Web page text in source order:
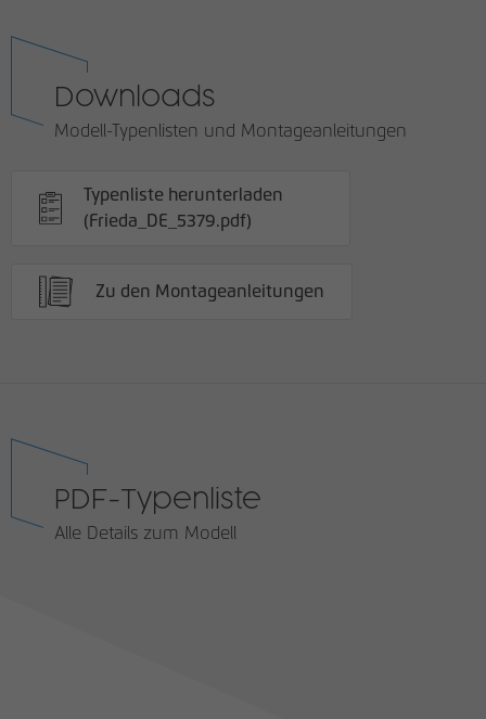
Downloads
Modell-Typenlisten und Montageanleitungen
Typenliste herunterladen
(Frieda_DE_5379.pdf)
Zu den Montageanleitungen
PDF-Typenliste
Alle Details zum Modell